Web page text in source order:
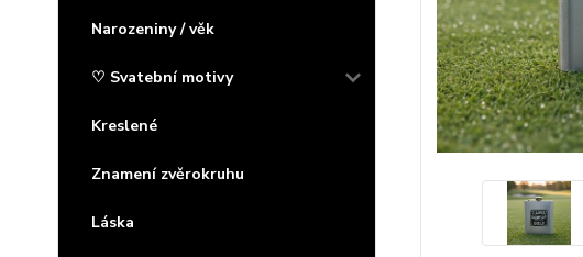
Narozeniny / věk
♡ Svatební motivy
Kreslené
Znamení zvěrokruhu
Láska